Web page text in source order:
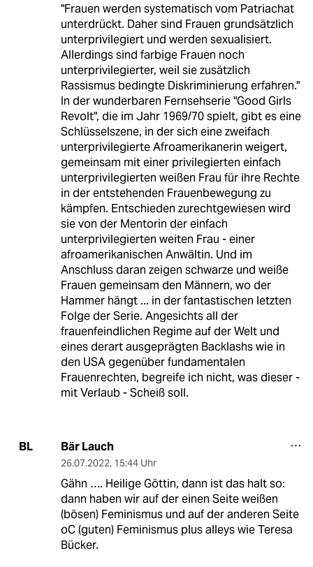
"Frauen werden systematisch vom Patriachat
unterdrückt. Daher sind Frauen grundsätzlich
unterprivilegiert und werden sexualisiert.
Allerdings sind farbige Frauen noch
unterprivilegierter, weil sie zusätzlich
Rassismus bedingte Diskriminierung erfahren."
In der wunderbaren Fernsehserie "Good Girls
Revolt", die im Jahr 1969/70 spielt, gibt es eine
Schlüsselszene, in der sich eine zweifach
unterprivilegierte Afroamerikanerin weigert,
gemeinsam mit einer privilegierten einfach
unterprivilegierten weißen Frau für ihre Rechte
in der entstehenden Frauenbewegung zu
kämpfen. Entschieden zurechtgewiesen wird
sie von der Mentorin der einfach
unterprivilegierten weiten Frau - einer
afroamerikanischen Anwältin. Und im
Anschluss daran zeigen schwarze und weiße
Frauen gemeinsam den Männern, wo der
Hammer hängt ... in der fantastischen letzten
Folge der Serie. Angesichts all der
frauenfeindlichen Regime auf der Welt und
eines derart ausgeprägten Backlashs wie in
den USA gegenüber fundamentalen
Frauenrechten, begreife ich nicht, was dieser -
mit Verlaub - Scheiß soll.
BL Bär Lauch
26.07.2022, 15:44 Uhr
Gähn …. Heilige Göttin, dann ist das halt so:
dann haben wir auf der einen Seite weißen
(bösen) Feminismus und auf der anderen Seite
oC (guten) Feminismus plus alleys wie Teresa
Bücker.